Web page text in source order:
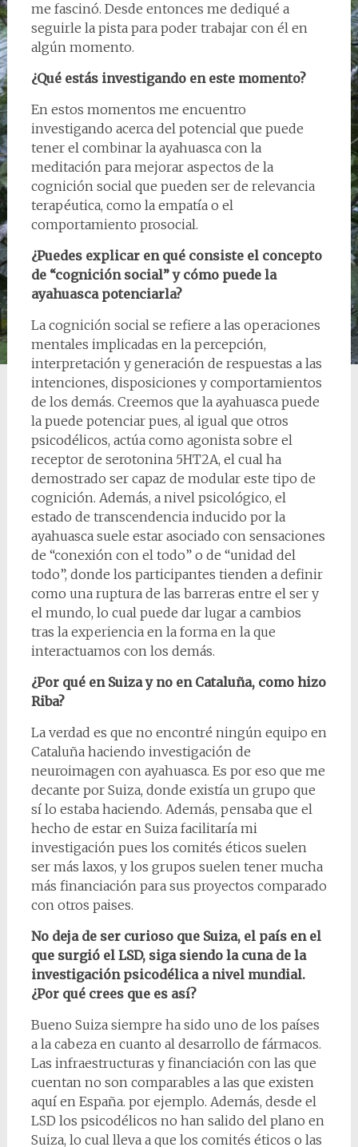
me fascinó. Desde entonces me dediqué a
seguirle la pista para poder trabajar con él en
algún momento.
¿Qué estás investigando en este momento?
En estos momentos me encuentro
investigando acerca del potencial que puede
tener el combinar la ayahuasca con la
meditación para mejorar aspectos de la
cognición social que pueden ser de relevancia
terapéutica, como la empatía o el
comportamiento prosocial.
¿Puedes explicar en qué consiste el concepto
de “cognición social” y cómo puede la
ayahuasca potenciarla?
La cognición social se refiere a las operaciones
mentales implicadas en la percepción,
interpretación y generación de respuestas a las
intenciones, disposiciones y comportamientos
de los demás. Creemos que la ayahuasca puede
la puede potenciar pues, al igual que otros
psicodélicos, actúa como agonista sobre el
receptor de serotonina 5HT2A, el cual ha
demostrado ser capaz de modular este tipo de
cognición. Además, a nivel psicológico, el
estado de transcendencia inducido por la
ayahuasca suele estar asociado con sensaciones
de “conexión con el todo” o de “unidad del
todo”, donde los participantes tienden a definir
como una ruptura de las barreras entre el ser y
el mundo, lo cual puede dar lugar a cambios
tras la experiencia en la forma en la que
interactuamos con los demás.
¿Por qué en Suiza y no en Cataluña, como hizo
Riba?
La verdad es que no encontré ningún equipo en
Cataluña haciendo investigación de
neuroimagen con ayahuasca. Es por eso que me
decante por Suiza, donde existía un grupo que
sí lo estaba haciendo. Además, pensaba que el
hecho de estar en Suiza facilitaría mi
investigación pues los comités éticos suelen
ser más laxos, y los grupos suelen tener mucha
más financiación para sus proyectos comparado
con otros paises.
No deja de ser curioso que Suiza, el país en el
que surgió el LSD, siga siendo la cuna de la
investigación psicodélica a nivel mundial.
¿Por qué crees que es así?
Bueno Suiza siempre ha sido uno de los países
a la cabeza en cuanto al desarrollo de fármacos.
Las infraestructuras y financiación con las que
cuentan no son comparables a las que existen
aquí en España. por ejemplo. Además, desde el
LSD los psicodélicos no han salido del plano en
Suiza, lo cual lleva a que los comités éticos o las